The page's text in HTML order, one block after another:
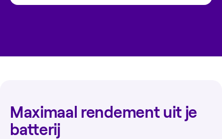
Maximaal rendement uit je
batterij